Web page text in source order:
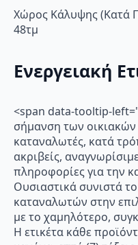
Χώρος Κάλυψης (Κατά
48τμ
Ενεργειακή
<span data-tooltip-
σήμανση των
καταναλωτές, κατά
ακριβείς,
πληροφορίες για την
Ουσιαστικά συνιστά
καταναλωτών στην
με το χαμηλότερο,
Η ετικέτα κάθε